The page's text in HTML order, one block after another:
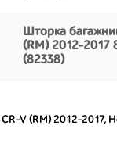
Шторка
(RM) 2012-2017
(82338)
CR-V (RM) 2012-2017,